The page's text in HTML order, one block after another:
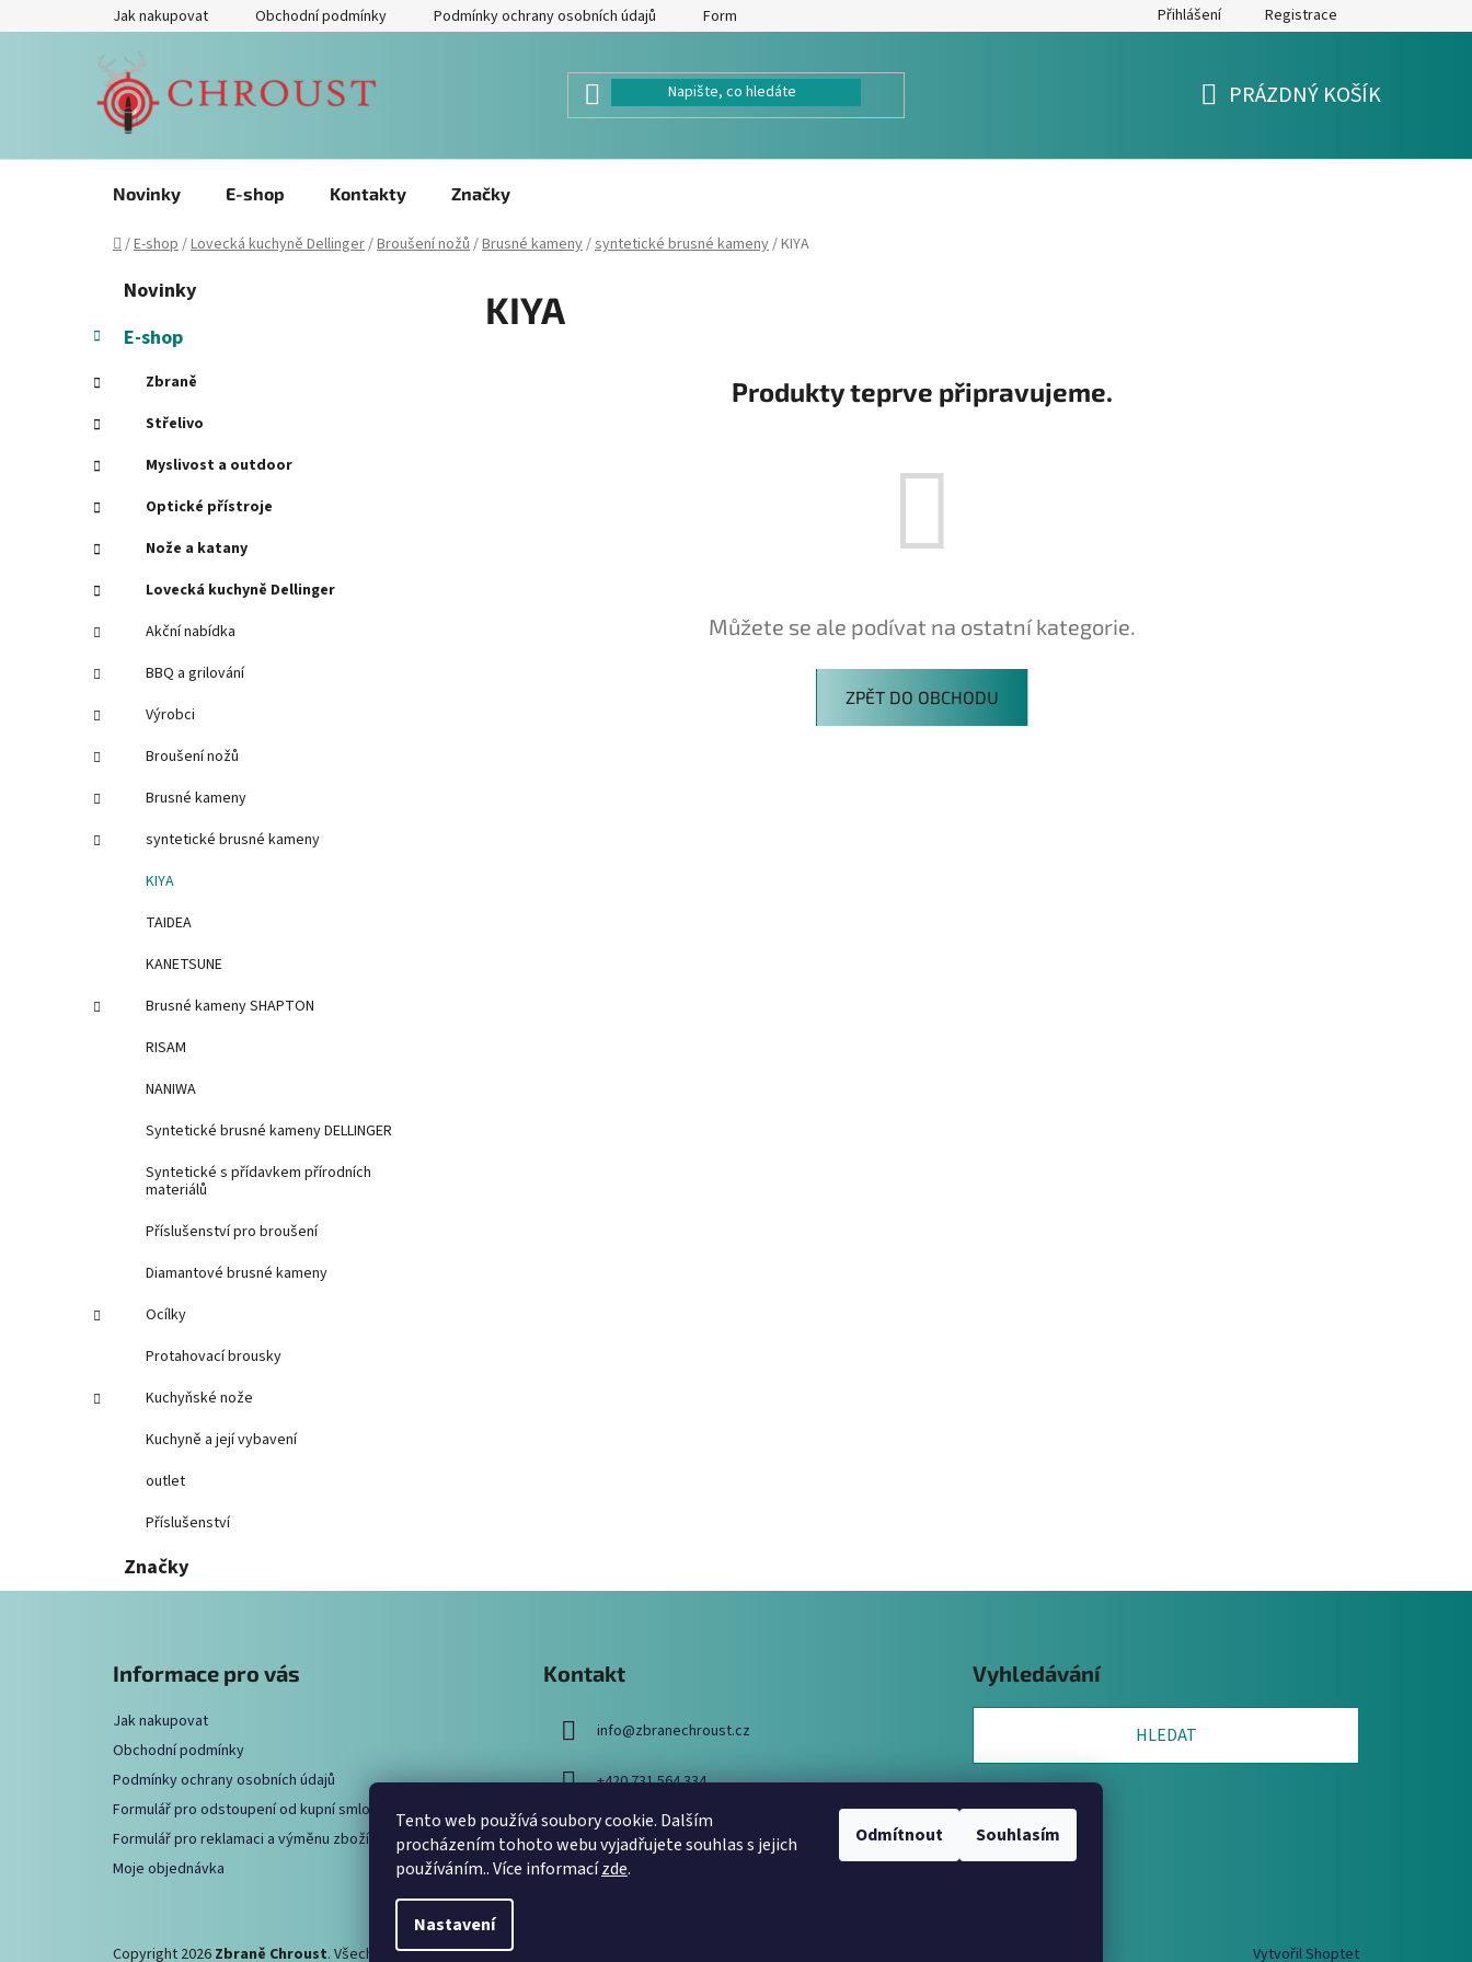
Tento web používá soubory cookie. Dalším
procházením tohoto webu vyjadřujete souhlas s jejich
používáním.. Více informacízde.
Nastavení
Odmítnout Souhlasím
na
Jak nakupovat Obchodní podmínky Podmínky ochrany osobních údajů Formulář pro odstoupení od kupní smlouvy Formulář pro reklamaci a výměnu zboží Moje objednávka
Přihlášení Registrace
PRÁZDNÝ KOŠÍK
Novinky E-shop Kontakty Značky
Domů
/E-shop/Lovecká kuchyně Dellinger/Broušení nožů/Brusné kameny/syntetické brusné kameny/KIYA
s
r
a
n
í
p
a
n
e
kategorie
t
e
g
r
e
Novinky
E-shop
Zbraně
Střelivo
Myslivost a outdoor
Optické přístroje
Nože a katany
Lovecká kuchyně Dellinger
Akční nabídka
BBQ a grilování
Výrobci
Broušení nožů
Brusné kameny
syntetické brusné kameny
KIYA
TAIDEA
KANETSUNE
Brusné kameny SHAPTON
RISAM
NANIWA
Syntetické brusné kameny DELLINGER
Syntetické s přídavkem přírodních
materiálů
Příslušenství pro broušení
Diamantové brusné kameny
Ocílky
Protahovací brousky
Kuchyňské nože
Kuchyně a její vybavení
outlet
Příslušenství
Značky
KIYA
Produkty teprve připravujeme.
Můžete se ale podívat na ostatní kategorie.
ZPĚT DO OBCHODU
Informace pro vás
Jak nakupovat
Obchodní podmínky
Podmínky ochrany osobních údajů
Formulář pro odstoupení od kupní smlouvy
Formulář pro reklamaci a výměnu zboží
Moje objednávka
Kontakt
info@zbranechroust.cz
+420 731 564 334
Vyhledávání
HLEDAT
Vytvořil Shoptet
Copyright 2026 Zbraně Chroust. Všechna práva vyhrazena.